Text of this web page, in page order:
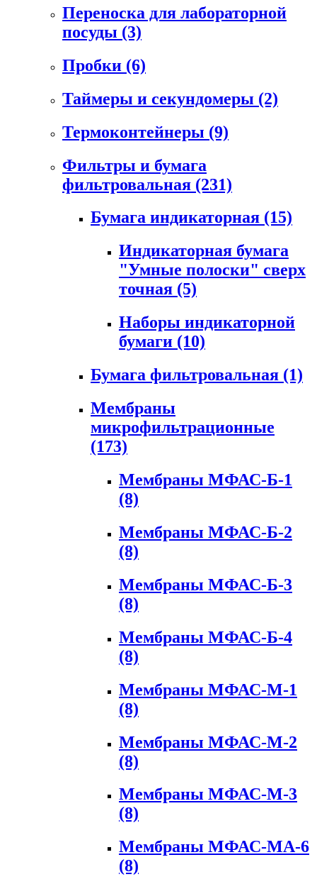
Переноска для лабораторной
посуды (3)
Пробки (6)
Таймеры и секундомеры (2)
Термоконтейнеры (9)
Фильтры и бумага
фильтровальная (231)
Бумага индикаторная (15)
Индикаторная бумага
"Умные полоски" сверх
точная (5)
Наборы индикаторной
бумаги (10)
Бумага фильтровальная (1)
Мембраны
микрофильтрационные
(173)
Мембраны МФАС-Б-1
(8)
Мембраны МФАС-Б-2
(8)
Мембраны МФАС-Б-3
(8)
Мембраны МФАС-Б-4
(8)
Мембраны МФАС-М-1
(8)
Мембраны МФАС-М-2
(8)
Мембраны МФАС-М-3
(8)
Мембраны МФАС-МА-6
(8)